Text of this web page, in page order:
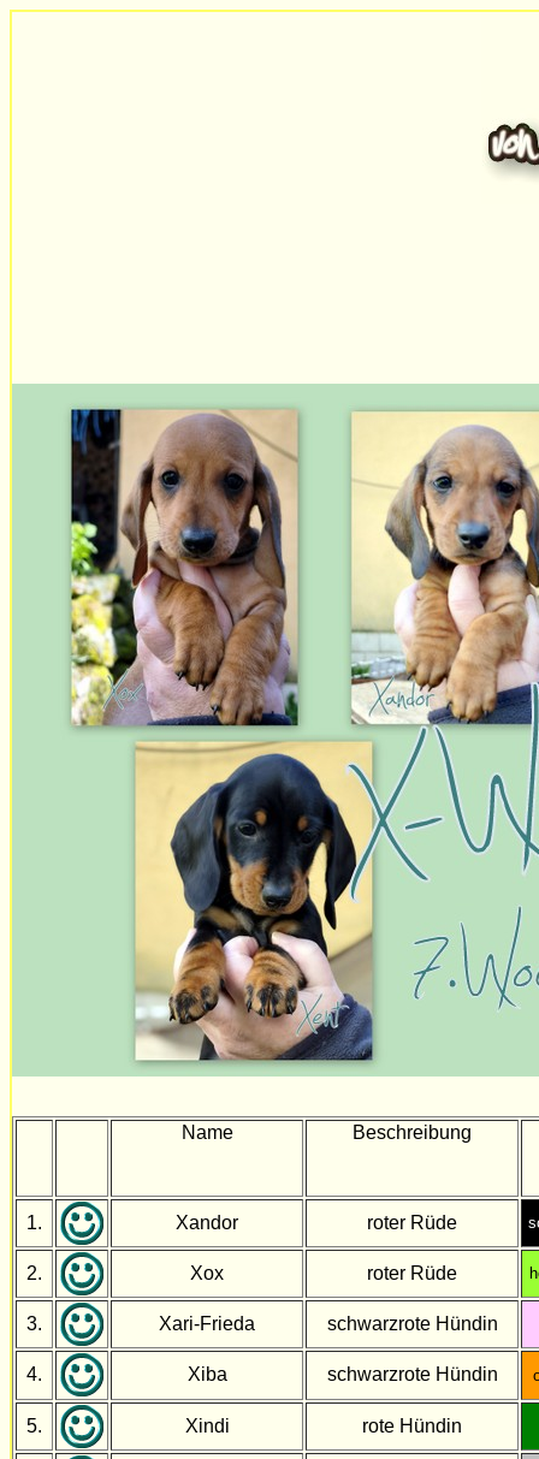
Name Beschreibung
1. Xandor roter Rüde
2. Xox roter Rüde
3. Xari-Frieda schwarzrote Hündin
4. Xiba schwarzrote Hündin
5. Xindi rote Hündin